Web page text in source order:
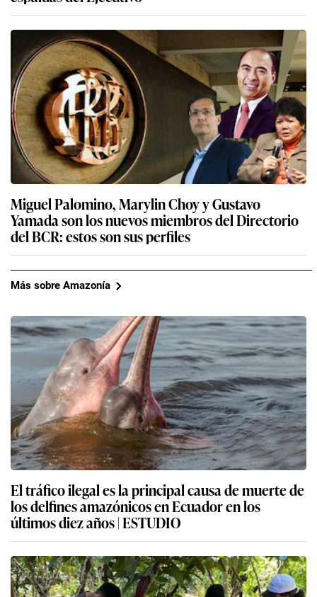
Miguel Palomino, Marylin Choy y Gustavo
Yamada son los nuevos miembros del Directorio
del BCR: estos son sus perfiles
Más sobre Amazonía
El tráfico ilegal es la principal causa de muerte de
los delfines amazónicos en Ecuador en los
últimos diez años | ESTUDIO